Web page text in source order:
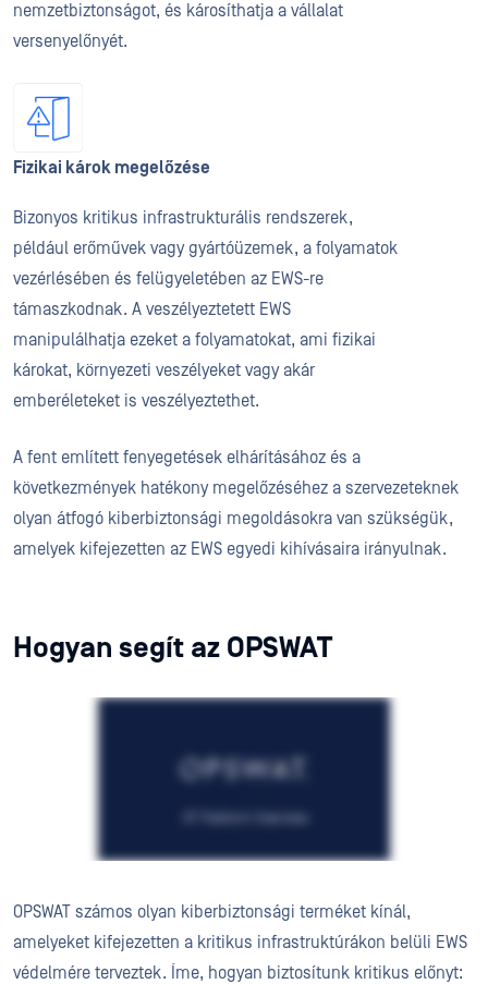
nemzetbiztonságot, és károsíthatja a vállalat
versenyelőnyét.
Fizikai károk megelőzése
Bizonyos kritikus infrastrukturális rendszerek,
például erőművek vagy gyártóüzemek, a folyamatok
vezérlésében és felügyeletében az EWS-re
támaszkodnak. A veszélyeztetett EWS
manipulálhatja ezeket a folyamatokat, ami fizikai
károkat, környezeti veszélyeket vagy akár
emberéleteket is veszélyeztethet.
A fent említett fenyegetések elhárításához és a
következmények hatékony megelőzéséhez a szervezeteknek
olyan átfogó kiberbiztonsági megoldásokra van szükségük,
amelyek kifejezetten az EWS egyedi kihívásaira irányulnak.
Hogyan segít az OPSWAT
OPSWAT számos olyan kiberbiztonsági terméket kínál,
amelyeket kifejezetten a kritikus infrastruktúrákon belüli EWS
védelmére terveztek. Íme, hogyan biztosítunk kritikus előnyt: